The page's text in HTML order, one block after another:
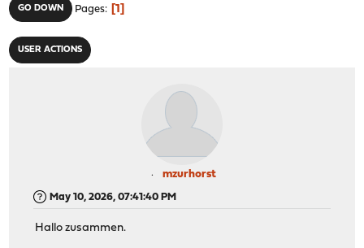
GO DOWN Pages 1
USER ACTIONS
mzurhorst
May 10, 2026, 07:41:40 PM
Hallo zusammen.